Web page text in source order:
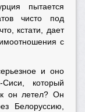
пытается
чисто под
кстати, дает
с
и оно
который
он летел? Он
Белоруссию,